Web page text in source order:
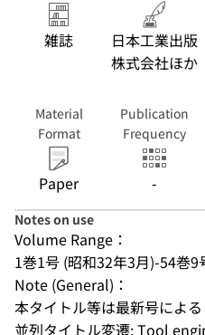
雑誌
日本工業出版
株式会社ほか
Material
Format
Paper
Publication
Frequency
-
Notes on use
Volume Range：
1巻1号 (昭和32年3月)-54巻9
Note (General)：
本タイトル等は最新号による
並列タイトル変遷: Tool